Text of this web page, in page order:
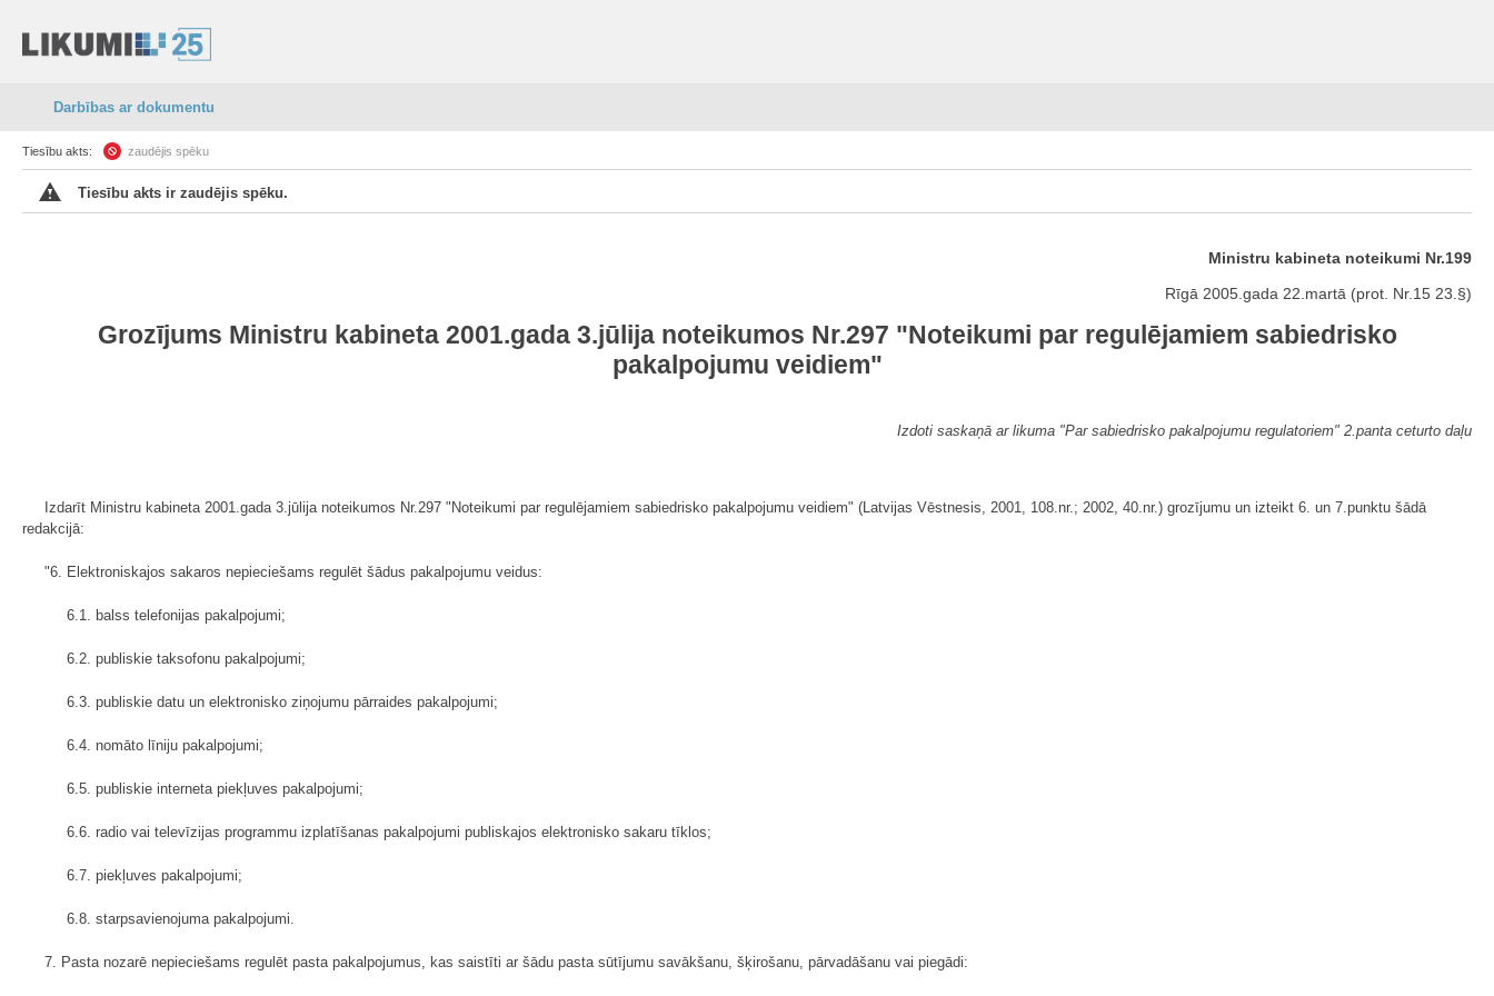
Darbības ar dokumentu
Tiesību akts: zaudējis spēku
Tiesību akts ir zaudējis spēku.
Ministru kabineta noteikumi Nr.199
Rīgā 2005.gada 22.martā (prot. Nr.15 23.§)
Grozījums Ministru kabineta 2001.gada 3.jūlija noteikumos Nr.297 "Noteikumi par regulējamiem sabiedrisko
pakalpojumu veidiem"
Izdoti saskaņā ar likuma "Par sabiedrisko pakalpojumu regulatoriem" 2.panta ceturto daļu
Izdarīt Ministru kabineta 2001.gada 3.jūlija noteikumos Nr.297 "Notei­kumi par regulējamiem sabiedrisko pakalpojumu veidiem" (Latvijas Vēstnesis, 2001, 108.nr.; 2002, 40.nr.) grozījumu un izteikt 6. un 7.punktu šādā
redakcijā:
"6. Elektroniskajos sakaros nepieciešams regulēt šādus pakalpojumu veidus:
6.1. balss telefonijas pakalpojumi;
6.2. publiskie taksofonu pakalpojumi;
6.3. publiskie datu un elektronisko ziņojumu pārraides pakalpojumi;
6.4. nomāto līniju pakalpojumi;
6.5. publiskie interneta piekļuves pakalpojumi;
6.6. radio vai televīzijas programmu izplatīšanas pakalpojumi publiskajos elektronisko sakaru tīklos;
6.7. piekļuves pakalpojumi;
6.8. starpsavienojuma pakalpojumi.
7. Pasta nozarē nepieciešams regulēt pasta pakalpojumus, kas saistīti ar šādu pasta sūtījumu savākšanu, šķirošanu, pārvadāšanu vai piegādi: